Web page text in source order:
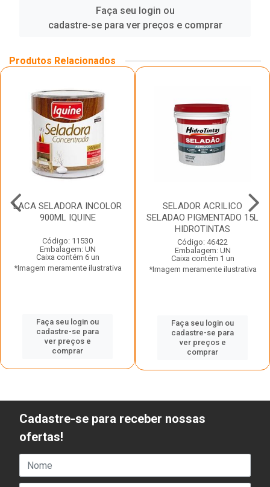
Faça seu login ou
cadastre-se para ver preços e comprar
Produtos Relacionados
LACA SELADORA INCOLOR
900ML IQUINE
Código: 11530
Embalagem: UN
Caixa contém 6 un
*Imagem meramente ilustrativa
Faça seu login ou
cadastre-se para
ver preços e
comprar
SELADOR ACRILICO
SELADAO PIGMENTADO 15L
HIDROTINTAS
Código: 46422
Embalagem: UN
Caixa contém 1 un
*Imagem meramente ilustrativa
Faça seu login ou
cadastre-se para
ver preços e
comprar
Cadastre-se para receber nossas
ofertas!